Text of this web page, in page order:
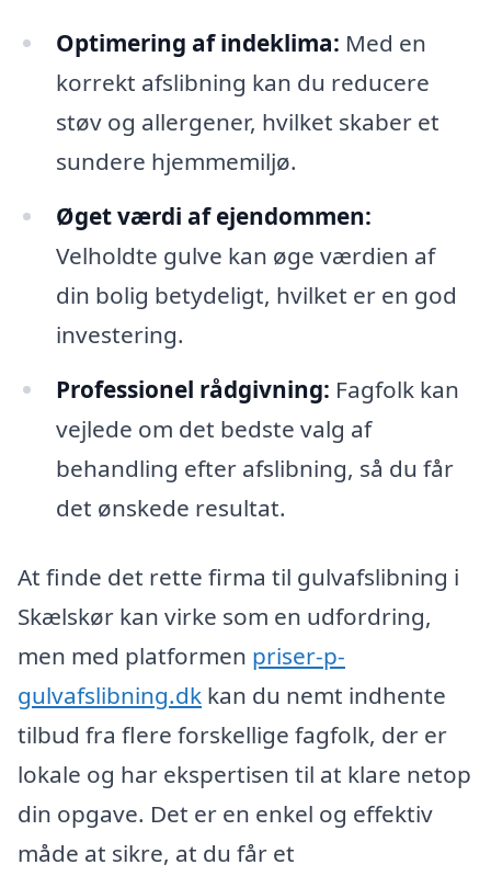
Optimering af indeklima: Med en
korrekt afslibning kan du reducere
støv og allergener, hvilket skaber et
sundere hjemmemiljø.
Øget værdi af ejendommen:
Velholdte gulve kan øge værdien af
din bolig betydeligt, hvilket er en god
investering.
Professionel rådgivning: Fagfolk kan
vejlede om det bedste valg af
behandling efter afslibning, så du får
det ønskede resultat.
At finde det rette firma til gulvafslibning i
Skælskør kan virke som en udfordring,
men med platformen priser-p-
gulvafslibning.dk kan du nemt indhente
tilbud fra flere forskellige fagfolk, der er
lokale og har ekspertisen til at klare netop
din opgave. Det er en enkel og effektiv
måde at sikre, at du får et